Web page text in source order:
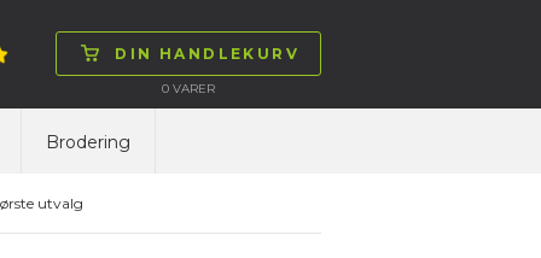
DIN HANDLEKURV
0VARER
Brodering
utvalg